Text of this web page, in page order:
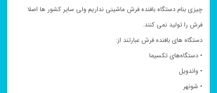
چیزی بنام دستگاه بافنده فرش ماشینی نداریم ولی سایر کشور ها اصلا
فرش را تولید نمی کنند.
دستگاه های بافنده فرش عبارتند از:
• دستگاه‌های تکسیما
• واندویل
• شونهر